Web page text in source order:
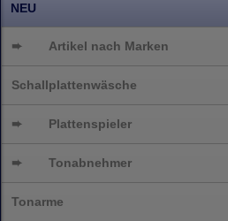
NEU
➨ Artikel nach Marken
Schallplattenwäsche
➨ Plattenspieler
➨ Tonabnehmer
Tonarme